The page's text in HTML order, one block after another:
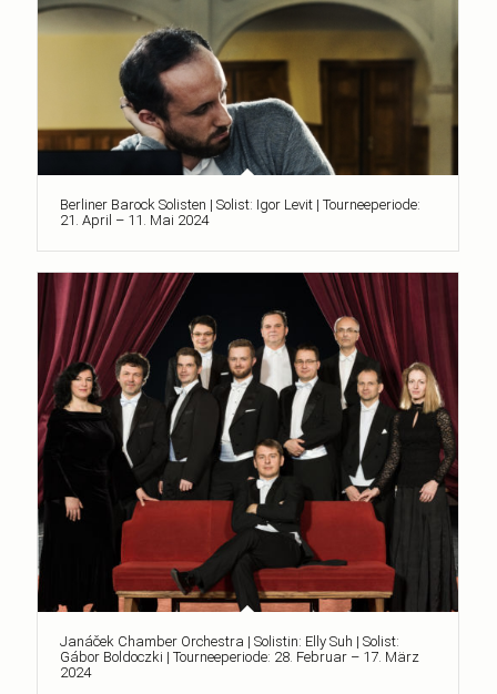
Berliner Barock Solisten | Solist: Igor Levit | Tourneeperiode:
21. April – 11. Mai 2024
Janáček Chamber Orchestra | Solistin: Elly Suh | Solist:
Gábor Boldoczki | Tourneeperiode: 28. Februar – 17. März
2024